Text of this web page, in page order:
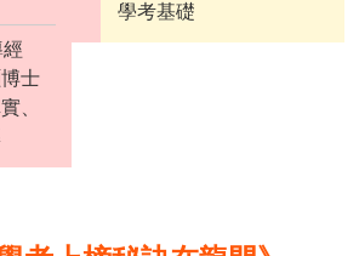
學考基礎
士
、